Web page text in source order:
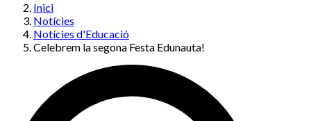
Inici
Notícies
Notícies d'Educació
Celebrem la segona Festa Edunauta!